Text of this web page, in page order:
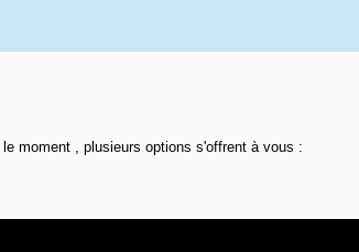
moment , plusieurs options s'offrent à vous :